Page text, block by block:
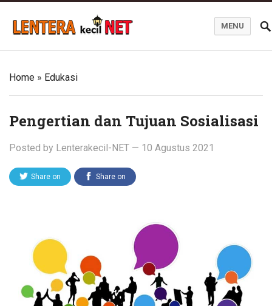
MENU
Home » Edukasi
Pengertian dan Tujuan Sosialisasi
Posted by Lenterakecil-NET — 10 Agustus 2021
Share on Share on